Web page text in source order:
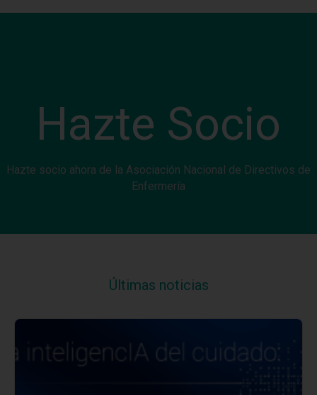
Hazte Socio
Hazte socio ahora de la Asociación Nacional de Directivos de
Enfermería
Últimas noticias